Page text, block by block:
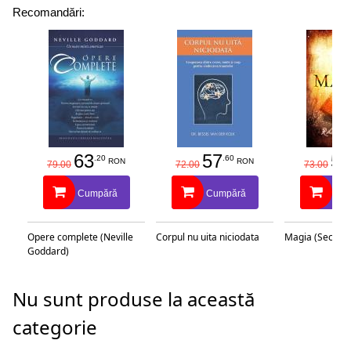
Recomandări:
79.00 63.20 RON
Cumpără
Opere complete (Neville
Goddard)
72.00 57.60 RON
Cumpără
Corpul nu uita niciodata
73.00 58
Magia
Nu sunt produse la această
categorie